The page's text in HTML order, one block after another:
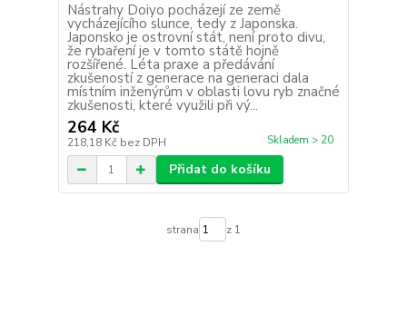
Nástrahy Doiyo pocházejí ze země
vycházejícího slunce, tedy z Japonska.
Japonsko je ostrovní stát, není proto divu,
že rybaření je v tomto státě hojně
rozšířené. Léta praxe a předávání
zkušeností z generace na generaci dala
místním inženýrům v oblasti lovu ryb značné
zkušenosti, které využili při vý...
264 Kč
218,18 Kč bez DPH Skladem > 20
Přidat do košíku
strana z 1